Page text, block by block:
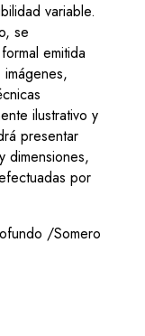
variable.
se
emitida
ilustrativo y
presentar
dimensiones,
por